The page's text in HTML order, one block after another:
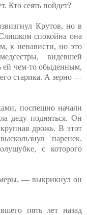
Кто сеять пойдет?
Крутов, но в
спокойна она
к ненависти, но это
видевшей
ей чем-то обыденным,
старика. А зерно —
поспешно начали
деду подняться. Он
дрожь. В этот
паренек.
с которого
— выкрикнул он
пять лет назад